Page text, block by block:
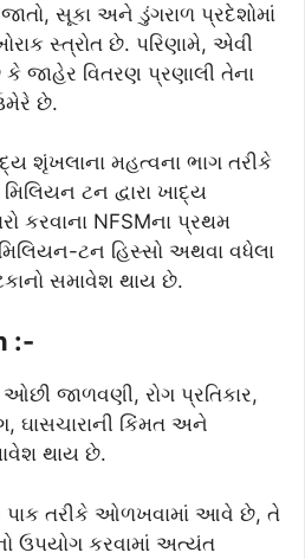
સૂકા અને ડુંગરાળ પ્રદેશોમાં
સ્ત્રોત છે. પરિણામે, એવી
જાહેર વિતરણ પ્રણાલી તેના
છે.
શૃંખલાના મહત્વના ભાગ તરીકે
ટન દ્વારા ખાદ્ય
કરવાના NFSMના પ્રથમ
ટન હિસ્સો અથવા વધેલા
સમાવેશ થાય છે.
:-
જાળવણી, રોગ પ્રતિકાર,
ઘાસચારાની કિંમત અને
થાય છે.
પાક તરીકે ઓળખવામાં આવે છે, તે
ઉપયોગ કરવામાં અત્યંત